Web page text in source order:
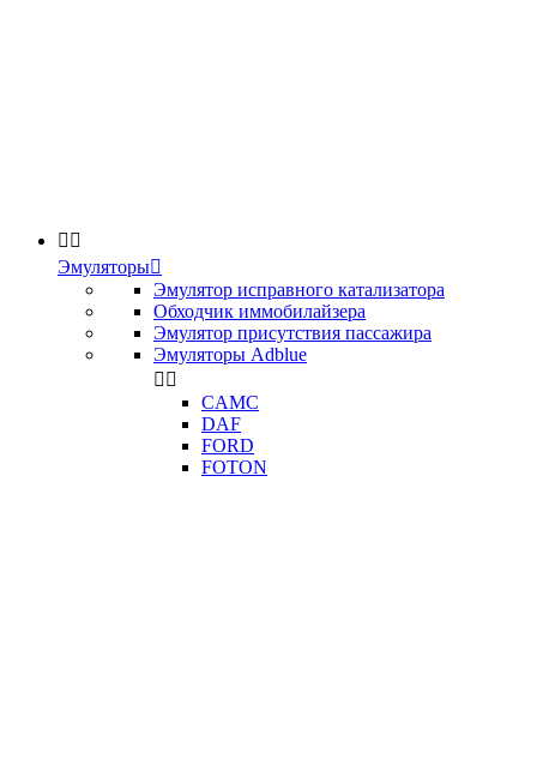
 
Эмуляторы
Эмулятор исправного катализатора
Обходчик иммобилайзера
Эмулятор присутствия пассажира
Эмуляторы Adblue
 
CAMC
DAF
FORD
FOTON